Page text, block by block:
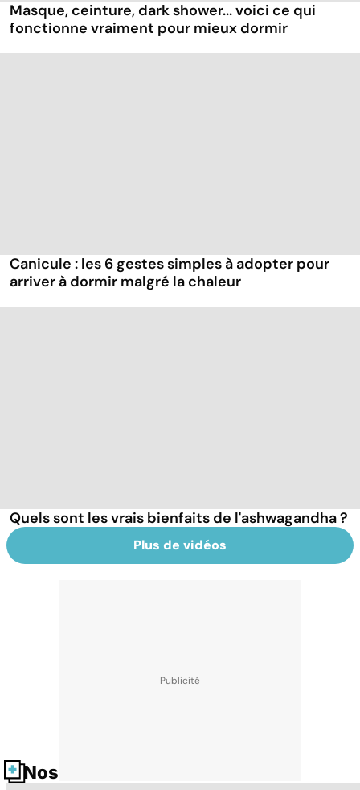
Masque, ceinture, dark shower... voici ce qui
fonctionne vraiment pour mieux dormir
Canicule : les 6 gestes simples à adopter pour
arriver à dormir malgré la chaleur
Quels sont les vrais bienfaits de l'ashwagandha ?
Plus de vidéos
Nos fiches santé